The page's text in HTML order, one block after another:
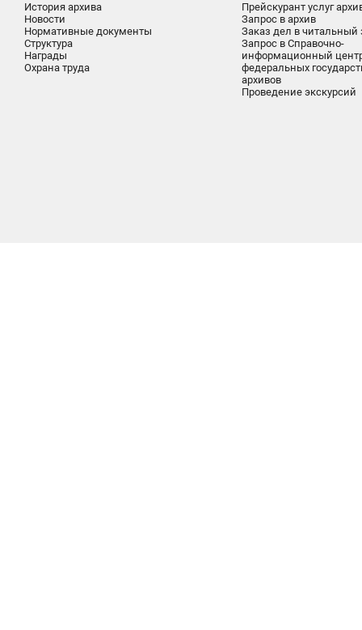
История архива
Новости
Нормативные документы
Структура
Награды
Охрана труда
Прейскурант услуг
Запрос в архив
Заказ дел в читальный
Запрос в Справочно-
информационный
федеральных
архивов
Проведение экскурсий